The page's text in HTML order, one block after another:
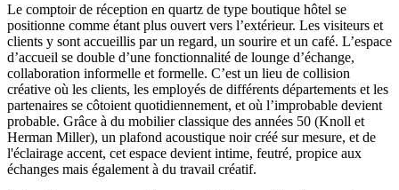
Le comptoir de réception en quartz de type boutique hôtel se
positionne comme étant plus ouvert vers l’extérieur. Les visiteurs et
clients y sont accueillis par un regard, un sourire et un café. L’espace
d’accueil se double d’une fonctionnalité de lounge d’échange,
collaboration informelle et formelle. C’est un lieu de collision
créative où les clients, les employés de différents départements et les
partenaires se côtoient quotidiennement, et où l’improbable devient
probable. Grâce à du mobilier classique des années 50 (Knoll et
Herman Miller), un plafond acoustique noir créé sur mesure, et de
l'éclairage accent, cet espace devient intime, feutré, propice aux
échanges mais également à du travail créatif.